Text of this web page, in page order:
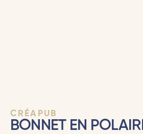
CRÉAPUB
BONNET EN